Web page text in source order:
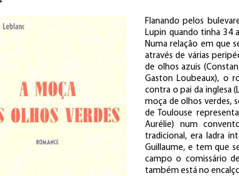
Flanando pelos
Lupin quando tinha 34
Numa relação em que
através de várias
de olhos azuis
Gaston Loubeaux), o
contra o pai da inglesa
moça de olhos verdes,
de Toulouse
Aurélie) num
tradicional, era ladra
Guillaume, e tem que
campo o comissário
também está no